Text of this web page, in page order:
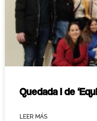
Quedada I de
LEER MÁS